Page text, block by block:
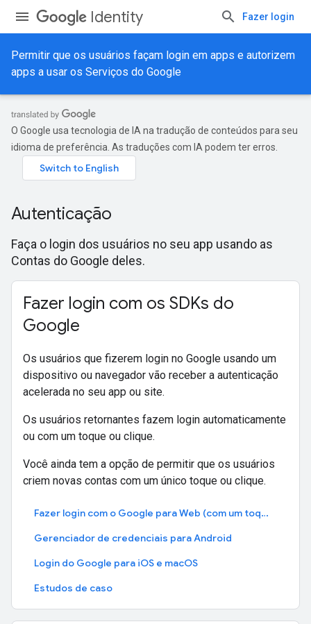
Identity Fazer login
Permitir que os usuários façam login em apps e autorizem
apps a usar os Serviços do Google
O Google usa tecnologia de IA na tradução de conteúdos para seu
idioma de preferência. As traduções com IA podem ter erros.
Autenticação
Faça o login dos usuários no seu app usando as
Contas do Google deles.
Fazer login com os SDKs do
Google
Os usuários que fizerem login no Google usando um
dispositivo ou navegador vão receber a autenticação
acelerada no seu app ou site.
Os usuários retornantes fazem login automaticamente
ou com um toque ou clique.
Você ainda tem a opção de permitir que os usuários
criem novas contas com um único toque ou clique.
Fazer login com o Google para Web (com um toque)
Gerenciador de credenciais para Android
Login do Google para iOS e macOS
Estudos de caso